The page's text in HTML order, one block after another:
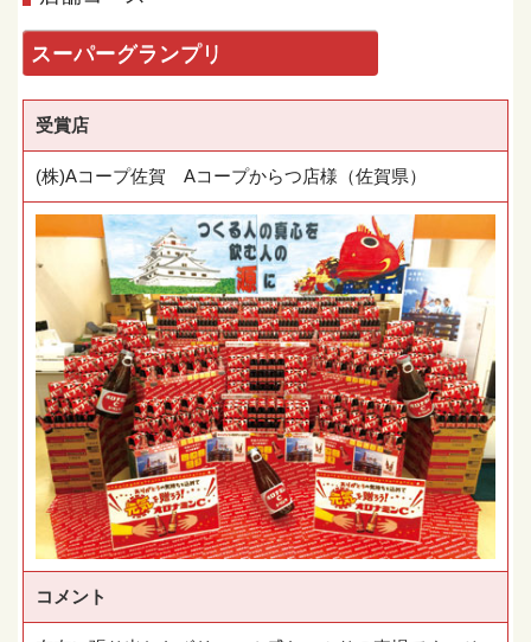
スーパーグランプリ
受賞店
(株)Aコープ佐賀 Aコープからつ店様（佐賀県）
コメント